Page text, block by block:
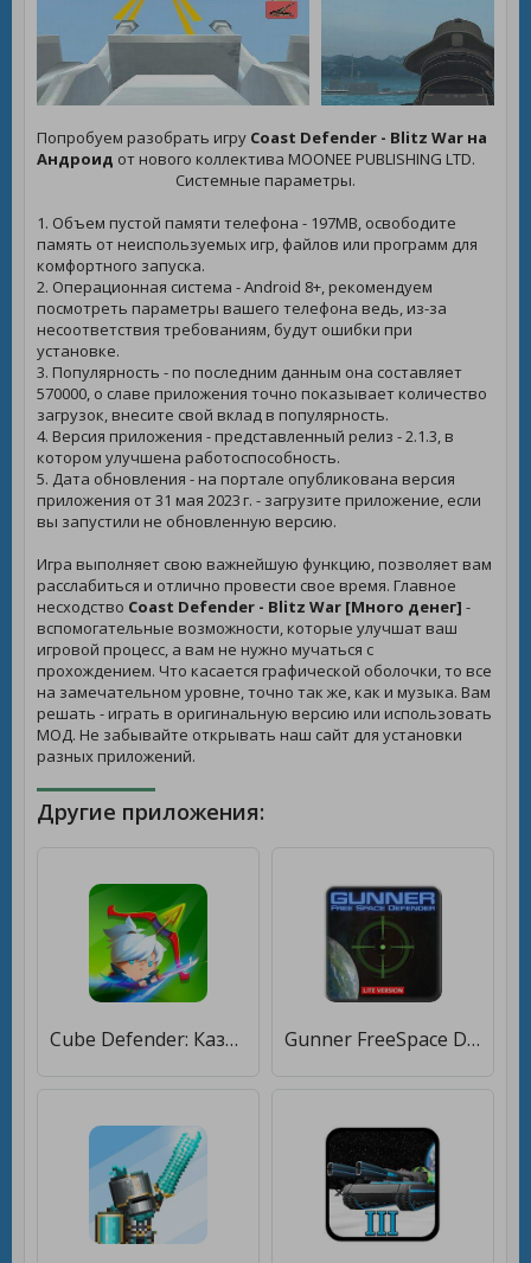
Попробуем разобрать игру Coast Defender - Blitz War на
Андроид от нового коллектива MOONEE PUBLISHING LTD.
Системные параметры.
1. Объем пустой памяти телефона - 197MB, освободите
память от неиспользуемых игр, файлов или программ для
комфортного запуска.
2. Операционная система - Android 8+, рекомендуем
посмотреть параметры вашего телефона ведь, из-за
несоответствия требованиям, будут ошибки при
установке.
3. Популярность - по последним данным она составляет
570000, о славе приложения точно показывает количество
загрузок, внесите свой вклад в популярность.
4. Версия приложения - представленный релиз - 2.1.3, в
котором улучшена работоспособность.
5. Дата обновления - на портале опубликована версия
приложения от 31 мая 2023 г. - загрузите приложение, если
вы запустили не обновленную версию.
Игра выполняет свою важнейшую функцию, позволяет вам
расслабиться и отлично провести свое время. Главное
несходство Coast Defender - Blitz War [Много денег] -
вспомогательные возможности, которые улучшат ваш
игровой процесс, а вам не нужно мучаться с
прохождением. Что касается графической оболочки, то все
на замечательном уровне, точно так же, как и музыка. Вам
решать - играть в оригинальную версию или использовать
МОД. Не забывайте открывать наш сайт для установки
разных приложений.
Другие приложения:
Cube Defender: Казуальная TD [Много денег] Gunner FreeSpace Defender Lite [Мод меню]